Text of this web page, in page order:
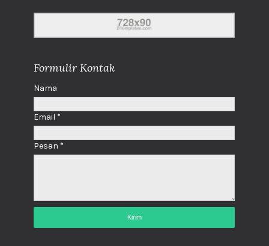
Formulir Kontak
Nama
Email *
Pesan *